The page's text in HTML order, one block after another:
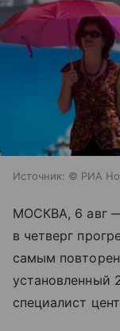
Источник: © РИА
МОСКВА, 6 авг
в четверг
самым
установленный
специалист